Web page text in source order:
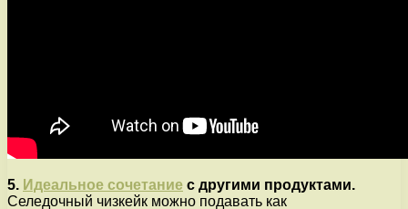
5. Идеальное сочетание с другими продуктами.
Селедочный чизкейк можно подавать как